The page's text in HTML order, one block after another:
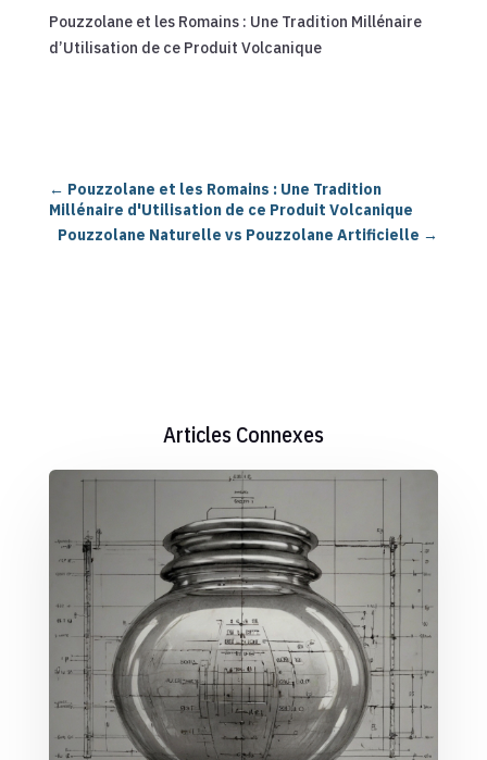
Pouzzolane et les Romains : Une Tradition Millénaire
d’Utilisation de ce Produit Volcanique
← Pouzzolane et les Romains : Une Tradition
Millénaire d'Utilisation de ce Produit Volcanique
Pouzzolane Naturelle vs Pouzzolane Artificielle →
Articles Connexes